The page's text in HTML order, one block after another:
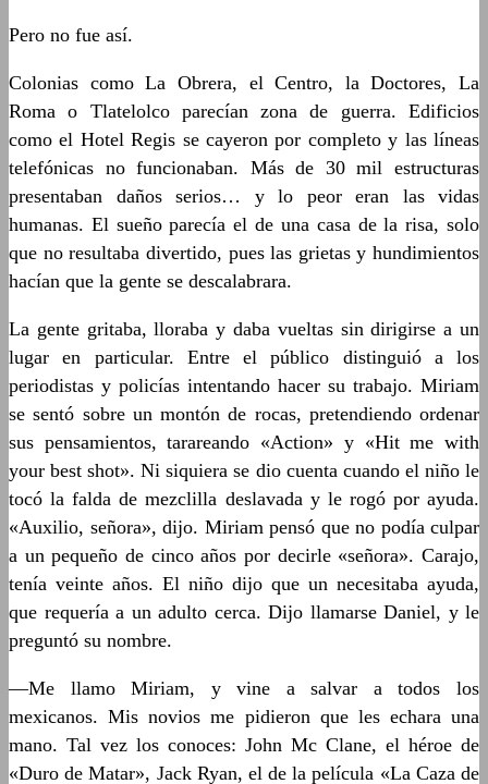
Pero no fue así.
Colonias como La Obrera, el Centro, la Doctores, La
Roma o Tlatelolco parecían zona de guerra. Edificios
como el Hotel Regis se cayeron por completo y las líneas
telefónicas no funcionaban. Más de 30 mil estructuras
presentaban daños serios… y lo peor eran las vidas
humanas. El sueño parecía el de una casa de la risa, solo
que no resultaba divertido, pues las grietas y hundimientos
hacían que la gente se descalabrara.
La gente gritaba, lloraba y daba vueltas sin dirigirse a un
lugar en particular. Entre el público distinguió a los
periodistas y policías intentando hacer su trabajo. Miriam
se sentó sobre un montón de rocas, pretendiendo ordenar
sus pensamientos, tarareando «Action» y «Hit me with
your best shot». Ni siquiera se dio cuenta cuando el niño le
tocó la falda de mezclilla deslavada y le rogó por ayuda.
«Auxilio, señora», dijo. Miriam pensó que no podía culpar
a un pequeño de cinco años por decirle «señora». Carajo,
tenía veinte años. El niño dijo que un necesitaba ayuda,
que requería a un adulto cerca. Dijo llamarse Daniel, y le
preguntó su nombre.
—Me llamo Miriam, y vine a salvar a todos los
mexicanos. Mis novios me pidieron que les echara una
mano. Tal vez los conoces: John Mc Clane, el héroe de
«Duro de Matar», Jack Ryan, el de la película «La Caza de